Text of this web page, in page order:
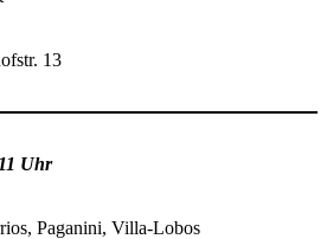
13
Uhr
Paganini, Villa-Lobos